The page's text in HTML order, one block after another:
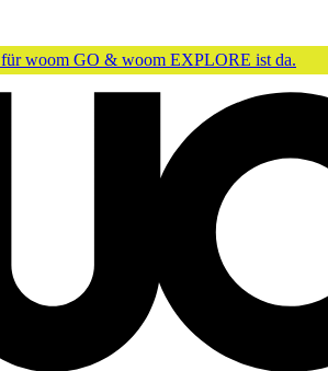
für woom GO & woom EXPLORE ist da.